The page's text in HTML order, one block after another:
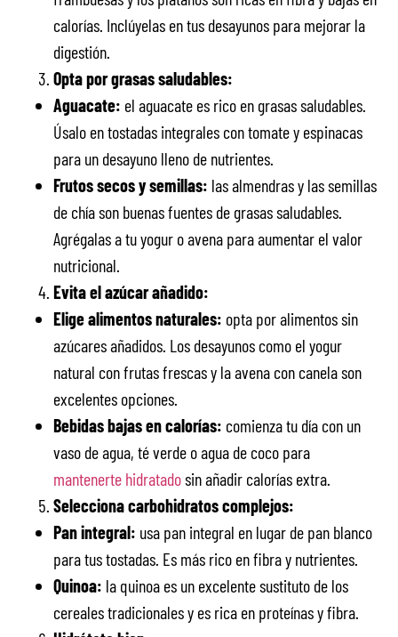
calorías. Inclúyelas en tus desayunos para mejorar la
digestión.
Opta por grasas saludables:
Aguacate: el aguacate es rico en grasas saludables.
Úsalo en tostadas integrales con tomate y espinacas
para un desayuno lleno de nutrientes.
Frutos secos y semillas: las almendras y las semillas
de chía son buenas fuentes de grasas saludables.
Agrégalas a tu yogur o avena para aumentar el valor
nutricional.
Evita el azúcar añadido:
Elige alimentos naturales: opta por alimentos sin
azúcares añadidos. Los desayunos como el yogur
natural con frutas frescas y la avena con canela son
excelentes opciones.
Bebidas bajas en calorías: comienza tu día con un
vaso de agua, té verde o agua de coco para
mantenerte hidratadosin añadir calorías extra.
Selecciona carbohidratos complejos:
Pan integral: usa pan integral en lugar de pan blanco
para tus tostadas. Es más rico en fibra y nutrientes.
Quinoa: la quinoa es un excelente sustituto de los
cereales tradicionales y es rica en proteínas y fibra.